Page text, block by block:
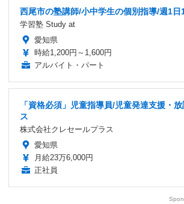
西尾市の塾講師/小中学生の個別指導/週1日
学習塾 Study at
愛知県
時給1,200円～1,600円
アルバイト・パート
「資格必須」児童指導員/児童発達支援・
ス
株式会社クレセールプラス
愛知県
月給23万6,000円
正社員